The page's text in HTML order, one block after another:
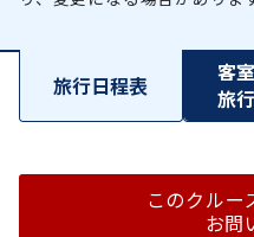
旅行日程表
客
旅
このクルー
お問